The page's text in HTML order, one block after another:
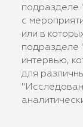
подразделе
с
или в
подразделе
интервью,
для